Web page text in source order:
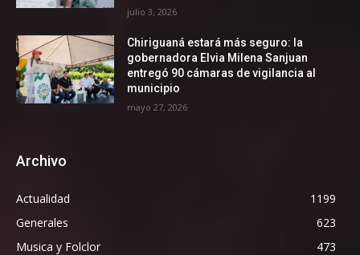
julio 3, 2026
Chiriguaná estará más seguro: la
gobernadora Elvia Milena Sanjuan
entregó 90 cámaras de vigilancia al
municipio
mayo 27, 2026
Archivo
Actualidad
1199
Generales
623
Musica y Folclor
473